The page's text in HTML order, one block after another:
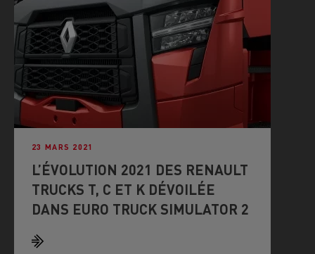
23 MARS 2021
L’ÉVOLUTION 2021 DES RENAULT
TRUCKS T, C ET K DÉVOILÉE
DANS EURO TRUCK SIMULATOR 2